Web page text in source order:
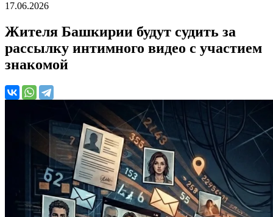
17.06.2026
Жителя Башкирии будут судить за
рассылку интимного видео с участием
знакомой